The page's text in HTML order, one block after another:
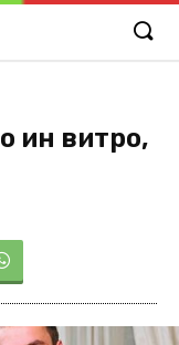
ин витро,